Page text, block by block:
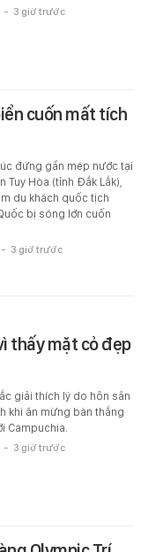
- 3 giờ trước
cuốn mất tích
đứng gần mép nước tại
Tuy Hòa (tỉnh Đắk Lắk),
du khách quốc tịch
bị sóng lớn cuốn
- 3 giờ trước
thấy mặt cỏ đẹp
giải thích lý do hôn sân
khi ăn mừng bàn thắng
Campuchia.
- 3 giờ trước